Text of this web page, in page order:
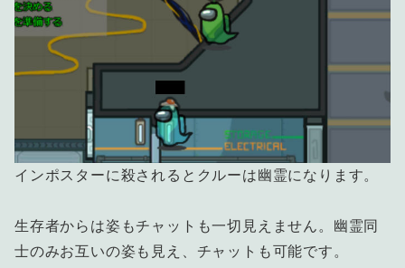
インポスターに殺されるとクルーは幽霊になります。
生存者からは姿もチャットも一切見えません。幽霊同
士のみお互いの姿も見え、チャットも可能です。